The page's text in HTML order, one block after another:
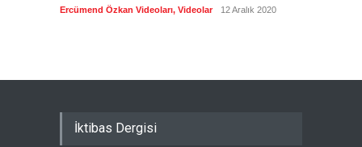
Ercümend Özkan Videoları, Videolar 12 Aralık 2020
İktibas Dergisi